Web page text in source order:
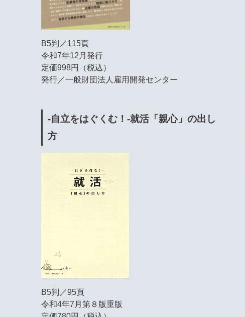
B5判／115頁
令和7年12月発行
定価998円（税込）
発行／一般財団法人雇用開発センター
-自立をはぐくむ！-就活「親心」の出し
方
B5判／95頁
令和4年7月第８版重版